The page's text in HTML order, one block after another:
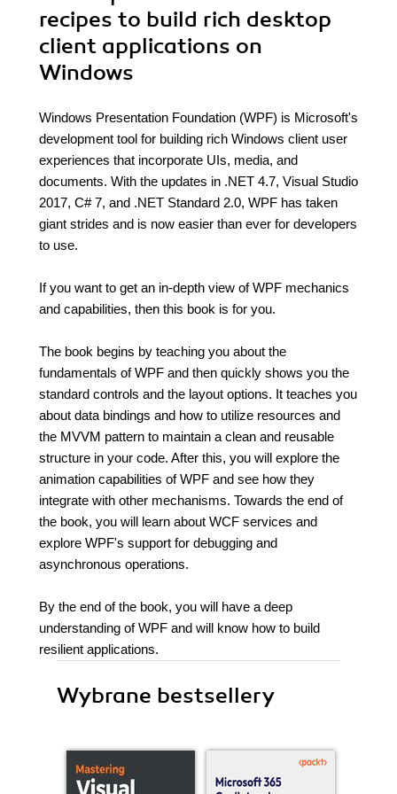
recipes to build rich desktop
client applications on
Windows
Windows Presentation Foundation (WPF) is Microsoft's
development tool for building rich Windows client user
experiences that incorporate UIs, media, and
documents. With the updates in .NET 4.7, Visual Studio
2017, C# 7, and .NET Standard 2.0, WPF has taken
giant strides and is now easier than ever for developers
to use.
If you want to get an in-depth view of WPF mechanics
and capabilities, then this book is for you.
The book begins by teaching you about the
fundamentals of WPF and then quickly shows you the
standard controls and the layout options. It teaches you
about data bindings and how to utilize resources and
the MVVM pattern to maintain a clean and reusable
structure in your code. After this, you will explore the
animation capabilities of WPF and see how they
integrate with other mechanisms. Towards the end of
the book, you will learn about WCF services and
explore WPF's support for debugging and
asynchronous operations.
By the end of the book, you will have a deep
understanding of WPF and will know how to build
resilient applications.
Wybrane bestsellery